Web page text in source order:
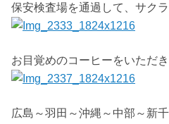
保安検査場を通過して、サクラ
お目覚めのコーヒーをいただき
広島～羽田～沖縄～中部～新